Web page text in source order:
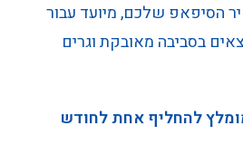
הסיפאפ שלכם, מיועד עבור
בסביבה מאובקת וגרים
להחליף אחת לחודש